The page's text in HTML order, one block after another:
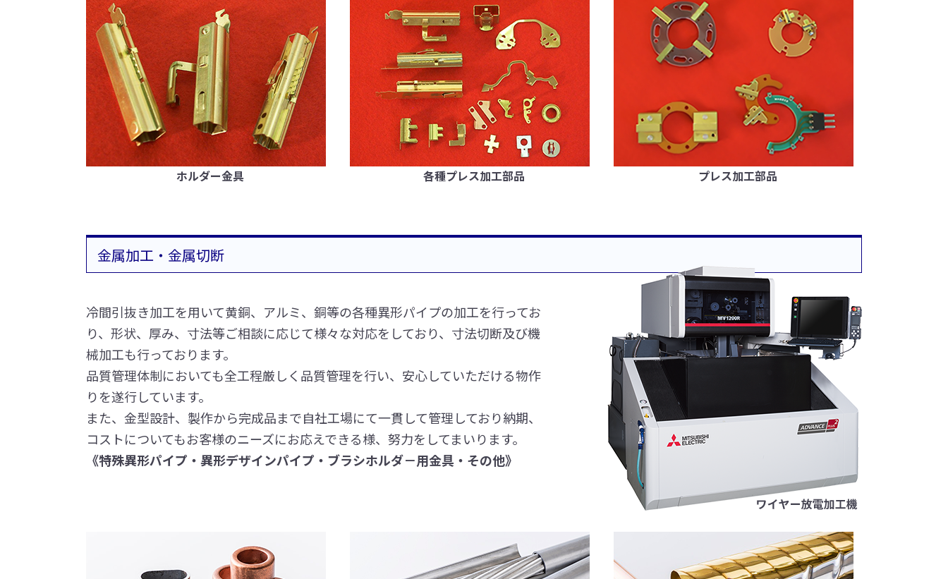
ホルダー金具 各種プレス加工部品 プレス加工部品
金属加工・金属切断
冷間引抜き加工を用いて黄銅、アルミ、銅等の各種異形パイプの加工を行ってお
り、形状、厚み、寸法等ご相談に応じて様々な対応をしており、寸法切断及び機
械加工も行っております。
品質管理体制においても全工程厳しく品質管理を行い、安心していただける物作
りを遂行しています。
また、金型設計、製作から完成品まで自社工場にて一貫して管理しており納期、
コストについてもお客様のニーズにお応えできる様、努力をしてまいります。
《特殊異形パイプ・異形デザインパイプ・ブラシホルダ－用金具・その他》